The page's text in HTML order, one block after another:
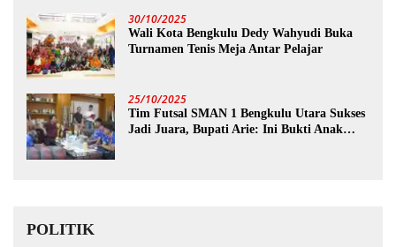
30/10/2025
Wali Kota Bengkulu Dedy Wahyudi Buka
Turnamen Tenis Meja Antar Pelajar
25/10/2025
Tim Futsal SMAN 1 Bengkulu Utara Sukses
Jadi Juara, Bupati Arie: Ini Bukti Anak
POLITIK